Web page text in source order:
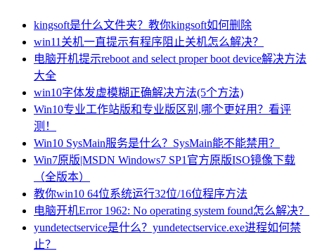
kingsoft是什么文件夹？教你kingsoft如何删除
win11关机一直提示有程序阻止关机怎么解决？
电脑开机提示reboot and select proper boot device解决方法
大全
win10字体发虚模糊正确解决方法(5个方法)
Win10专业工作站版和专业版区别,哪个更好用？看评
测！
Win10 SysMain服务是什么？SysMain能不能禁用？
Win7原版|MSDN Windows7 SP1官方原版ISO镜像下载
（全版本）
教你win10 64位系统运行32位/16位程序方法
电脑开机Error 1962: No operating system found怎么解决？
yundetectservice是什么？yundetectservice.exe进程如何禁
止？